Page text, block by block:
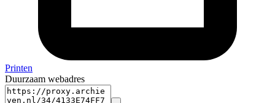
Printen
Duurzaam webadres